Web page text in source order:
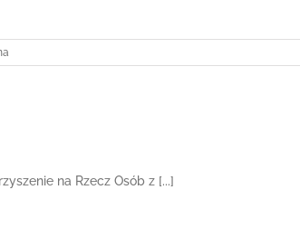
na Rzecz Osób z [...]